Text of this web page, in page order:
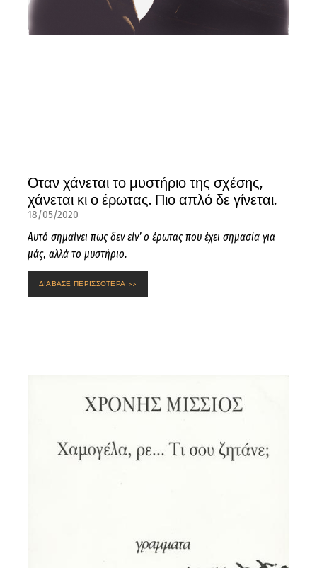
Όταν χάνεται το μυστήριο της σχέσης,
χάνεται κι ο έρωτας. Πιο απλό δε γίνεται.
18/05/2020
Αυτό σημαίνει πως δεν είν’ ο έρωτας που έχει σημασία για
μάς, αλλά το μυστήριο.
ΔΙΑΒΑΣΕ ΠΕΡΙΣΣΟΤΕΡΑ >>